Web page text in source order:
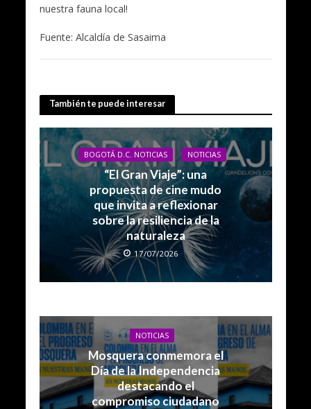
nuestra fauna local!
Fuente: Alcaldía de Sasaima
También te puede interesar
BOGOTÁ D.C. NOTICIAS NOTICIAS
“El Gran Viaje”: una
propuesta de cine mudo
que invita a reflexionar
sobre la resiliencia de la
naturaleza
17/07/2026
NOTICIAS
Mosquera conmemora el
Día de la Independencia
destacando el
compromiso ciudadano